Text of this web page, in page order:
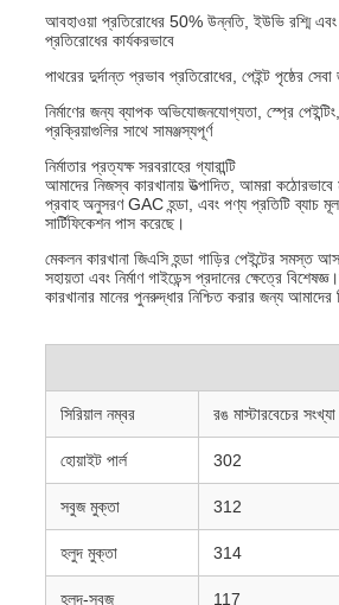
আবহাওয়া প্রতিরোধের 50% উন্নতি, ইউভি রশ্মি এবং
প্রতিরোধের কার্যকরভাবে
পাথরের দুর্দান্ত প্রভাব প্রতিরোধের, পেইন্ট পৃষ্ঠের
নির্মাণের জন্য ব্যাপক অভিযোজনযোগ্যতা, স্প্রে
প্রক্রিয়াগুলির সাথে সামঞ্জস্যপূর্ণ
নির্মাতার প্রত্যক্ষ সরবরাহের গ্যারান্টি
আমাদের নিজস্ব কারখানায় উত্পাদিত, আমরা কঠোরভাবে
প্রবাহ অনুসরণ GAC হন্ডা, এবং পণ্য প্রতিটি ব্যাচ মূল
সার্টিফিকেশন পাস করেছে।
মেকলন কারখানা জিএসি হন্ডা গাড়ির পেইন্টের সমস্ত
সহায়তা এবং নির্মাণ গাইডেন্স প্রদানের ক্ষেত্রে
কারখানার মানের পুনরুদ্ধার নিশ্চিত করার জন্য আমাদের
সিরিয়াল নম্বর রঙ মাস্টারবেচের সংখ্যা
হোয়াইট পার্ল 302
সবুজ মুক্তা 312
হলুদ মুক্তা 314
হলুদ-সবুজ 117